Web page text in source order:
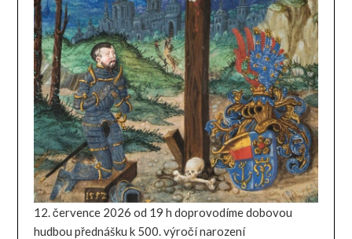
12. července 2026 od 19 h doprovodíme dobovou
hudbou přednášku k 500. výročí narození